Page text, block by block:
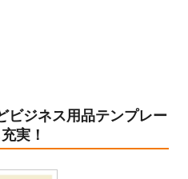
ビジネス用品テンプレー
実！